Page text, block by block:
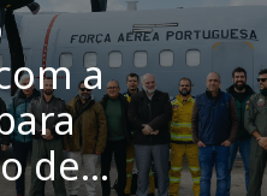
a
de